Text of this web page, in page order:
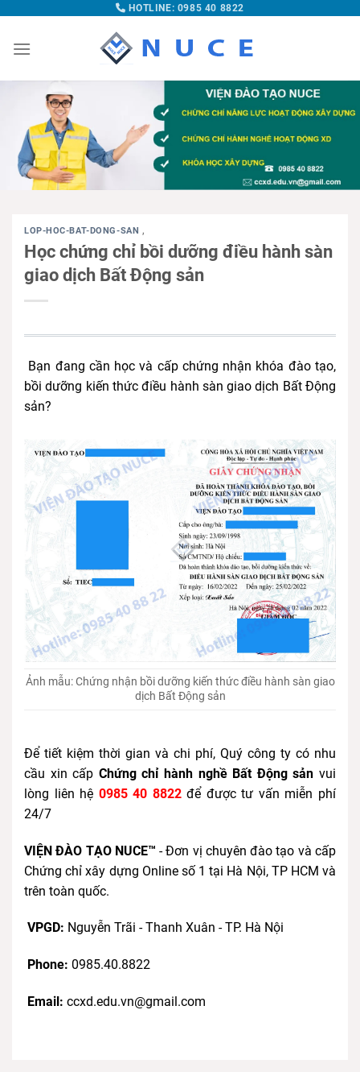
HOTLINE: 0985 40 8822
LOP-HOC-BAT-DONG-SAN ,
Học chứng chỉ bồi dưỡng điều hành sàn
giao dịch Bất Động sản
Bạn đang cần học và cấp chứng nhận khóa đào tạo,
bồi dưỡng kiến thức điều hành sàn giao dịch Bất Động
sản?
Ảnh mẫu: Chứng nhận bồi dưỡng kiến thức điều hành sàn giao
dịch Bất Động sản
Để tiết kiệm thời gian và chi phí, Quý công ty có nhu
cầu xin cấp Chứng chỉ hành nghề Bất Động sản vui
lòng liên hệ 0985 40 8822để được tư vấn miễn phí
24/7
VIỆN ĐÀO TẠO NUCE™ - Đơn vị chuyên đào tạo và cấp
Chứng chỉ xây dựng Online số 1 tại Hà Nội, TP HCM và
trên toàn quốc.
VPGD: Nguyễn Trãi - Thanh Xuân - TP. Hà Nội
Phone: 0985.40.8822
Email: ccxd.edu.vn@gmail.com